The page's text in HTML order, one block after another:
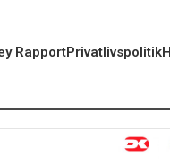
RapportPrivatlivspolitik